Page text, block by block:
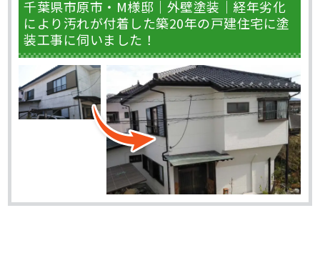
千葉県市原市・M様邸｜外壁塗装｜経年劣化
により汚れが付着した築20年の戸建住宅に塗
装工事に伺いました！